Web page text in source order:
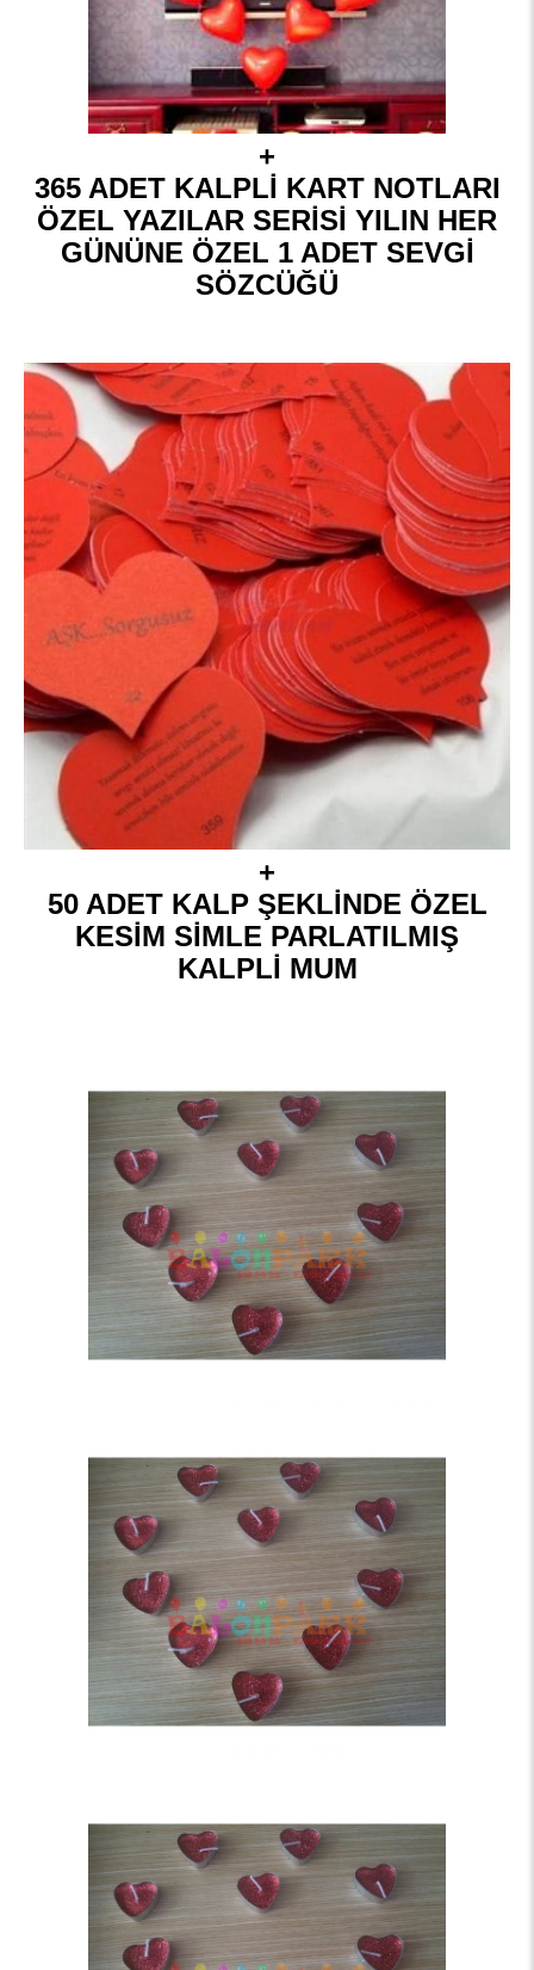
+
365 ADET KALPLİ KART NOTLARI
ÖZEL YAZILAR SERİSİ YILIN HER
GÜNÜNE ÖZEL 1 ADET SEVGİ
SÖZCÜĞÜ
+
50 ADET KALP ŞEKLİNDE ÖZEL
KESİM SİMLE PARLATILMIŞ
KALPLİ MUM